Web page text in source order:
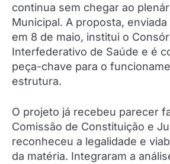
continua sem chegar ao
Municipal. A proposta,
em 8 de maio, institui o
Interfederativo de Saúde e é
peça-chave para o
estrutura.
O projeto já recebeu parecer
Comissão de Constituição e
reconheceu a legalidade e
da matéria. Integraram a